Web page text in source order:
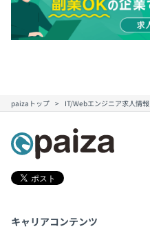
paizaトップ IT/Webエンジニア求人情報
キャリアコンテンツ